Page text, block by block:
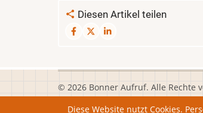
Diesen Artikel teilen
© 2026 Bonner Aufruf. Alle Rechte
Diese Website nutzt Cookies.